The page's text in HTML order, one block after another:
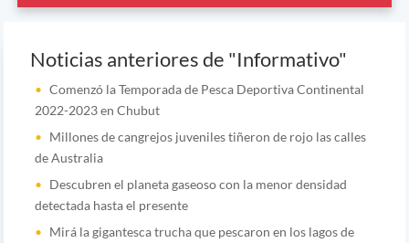
Noticias anteriores de "Informativo"
Comenzó la Temporada de Pesca Deportiva Continental
2022-2023 en Chubut
Millones de cangrejos juveniles tiñeron de rojo las calles
de Australia
Descubren el planeta gaseoso con la menor densidad
detectada hasta el presente
Mirá la gigantesca trucha que pescaron en los lagos de